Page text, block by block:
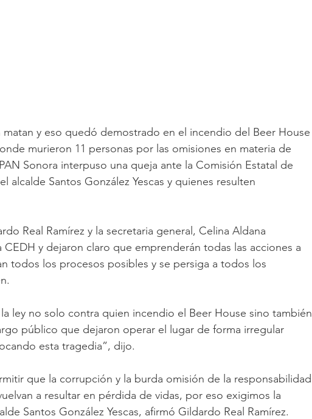
y eso quedó demostrado en el incendio del Beer House
murieron 11 personas por las omisiones en materia de
Sonora interpuso una queja ante la Comisión Estatal de
alcalde Santos González Yescas y quienes resulten
Real Ramírez y la secretaria general, Celina Aldana
y dejaron claro que emprenderán todas las acciones a
todos los procesos posibles y se persiga a todos los
ley no solo contra quien incendio el Beer House sino también
público que dejaron operar el lugar de forma irregular
esta tragedia”, dijo.
que la corrupción y la burda omisión de la responsabilidad
a resultar en pérdida de vidas, por eso exigimos la
Santos González Yescas, afirmó Gildardo Real Ramírez.